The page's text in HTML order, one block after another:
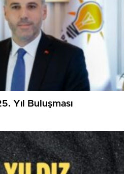
Yıl Buluşması